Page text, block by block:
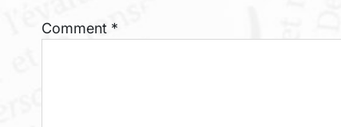
Comment *